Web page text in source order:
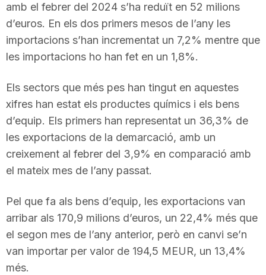
amb el febrer del 2024 s’ha reduït en 52 milions
d’euros. En els dos primers mesos de l’any les
importacions s’han incrementat un 7,2% mentre que
les importacions ho han fet en un 1,8%.
Els sectors que més pes han tingut en aquestes
xifres han estat els productes químics i els bens
d’equip. Els primers han representat un 36,3% de
les exportacions de la demarcació, amb un
creixement al febrer del 3,9% en comparació amb
el mateix mes de l’any passat.
Pel que fa als bens d’equip, les exportacions van
arribar als 170,9 milions d’euros, un 22,4% més que
el segon mes de l’any anterior, però en canvi se’n
van importar per valor de 194,5 MEUR, un 13,4%
més.